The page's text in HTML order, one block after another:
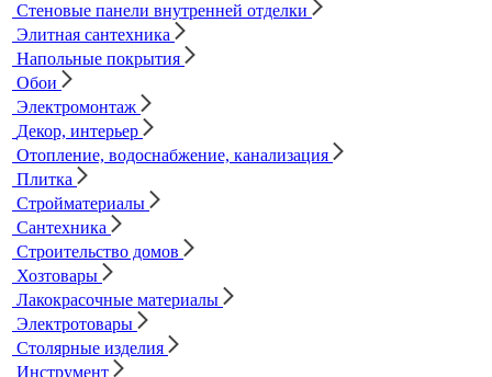
Стеновые панели внутренней отделки
Элитная сантехника
Напольные покрытия
Обои
Электромонтаж
Декор, интерьер
Отопление, водоснабжение, канализация
Плитка
Стройматериалы
Сантехника
Строительство домов
Хозтовары
Лакокрасочные материалы
Электротовары
Столярные изделия
Инструмент